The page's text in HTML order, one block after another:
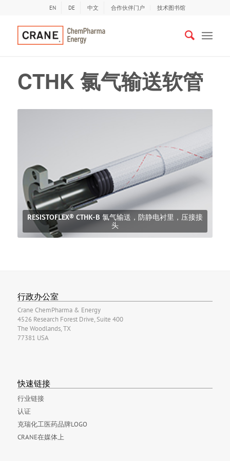
EN DE 中文 合作伙伴门户 技术图书馆
CTHK 氯气输送软管
RESISTOFLEX® CTHK-B 氯气输送，防静电衬里，压接接
头
行政办公室
Crane ChemPharma & Energy
4526 Research Forest Drive, Suite 400
The Woodlands, TX
77381 USA
快速链接
行业链接
认证
克瑞化工医药品牌LOGO
CRANE在媒体上